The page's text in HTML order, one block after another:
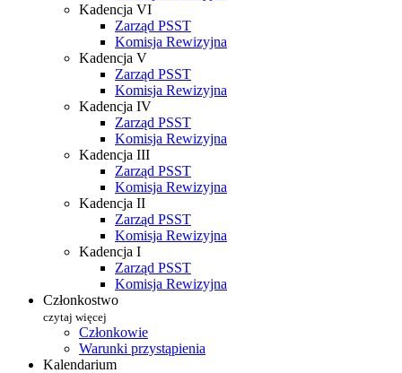
Kadencja VI
Zarząd PSST
Komisja Rewizyjna
Kadencja V
Zarząd PSST
Komisja Rewizyjna
Kadencja IV
Zarząd PSST
Komisja Rewizyjna
Kadencja III
Zarząd PSST
Komisja Rewizyjna
Kadencja II
Zarząd PSST
Komisja Rewizyjna
Kadencja I
Zarząd PSST
Komisja Rewizyjna
Członkostwo
czytaj więcej
Członkowie
Warunki przystąpienia
Kalendarium